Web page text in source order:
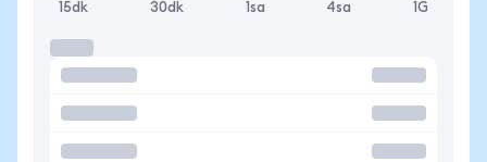
15dk 30dk 1sa 4sa 1G